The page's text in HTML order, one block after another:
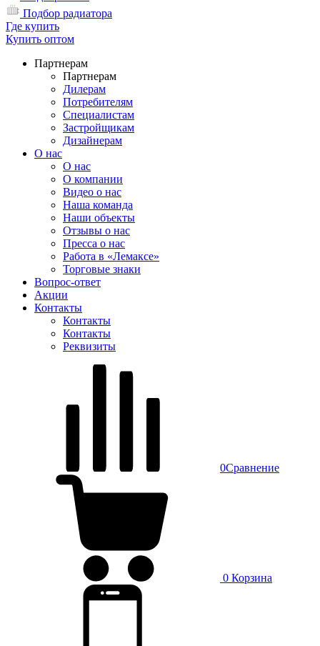
Подбор радиатора
Где купить
Купить оптом
Партнерам
Партнерам
Дилерам
Потребителям
Специалистам
Застройщикам
Дизайнерам
О нас
О нас
О компании
Видео о нас
Наша команда
Наши объекты
Отзывы о нас
Пресса о нас
Работа в «Лемаксе»
Торговые знаки
Вопрос-ответ
Акции
Контакты
Контакты
Контакты
Реквизиты
0Сравнение
0 Корзина